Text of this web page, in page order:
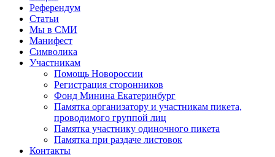
Референдум
Статьи
Мы в СМИ
Манифест
Символика
Участникам
Помощь Новороссии
Регистрация сторонников
Фонд Минина Екатеринбург
Памятка организатору и участникам пикета,
проводимого группой лиц
Памятка участнику одиночного пикета
Памятка при раздаче листовок
Контакты